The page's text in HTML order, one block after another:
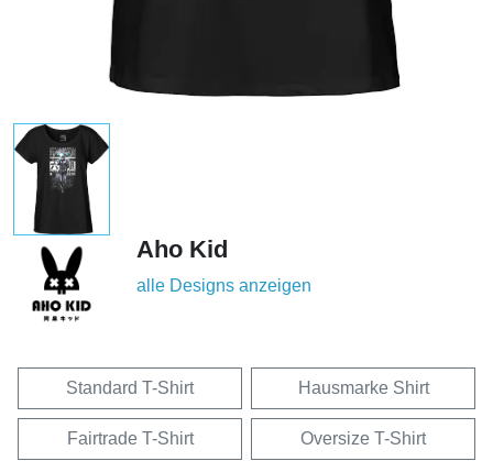
Aho Kid
alle Designs anzeigen
Standard T-Shirt Hausmarke Shirt
Fairtrade T-Shirt Oversize T-Shirt